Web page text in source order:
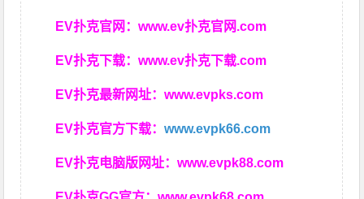
EV扑克官网：www.ev扑克官网.com
EV扑克下载：www.ev扑克下载.com
EV扑克最新网址：www.evpks.com
EV扑克官方下载：www.evpk66.com
EV扑克电脑版网址：www.evpk88.com